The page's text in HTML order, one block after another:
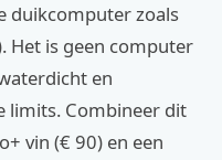
duikcomputer zoals
Het is geen computer
en
limits. Combineer dit
vin (€ 90) en een